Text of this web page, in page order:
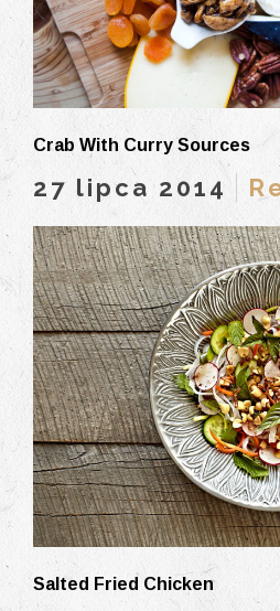
Crab With Curry Sources
27 lipca 2014
Salted Fried Chicken